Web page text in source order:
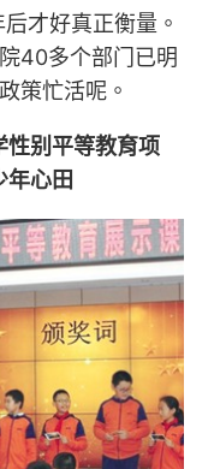
才好真正衡量。
40多个部门已明
策忙活呢。
性别平等教育项
年心田